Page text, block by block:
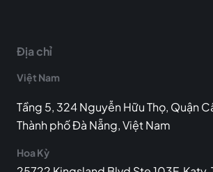
Địa chỉ
Việt Nam
Tầng 5, 324 Nguyễn Hữu Thọ, Quận
Thành phố Đà Nẵng, Việt Nam
Hoa Kỳ